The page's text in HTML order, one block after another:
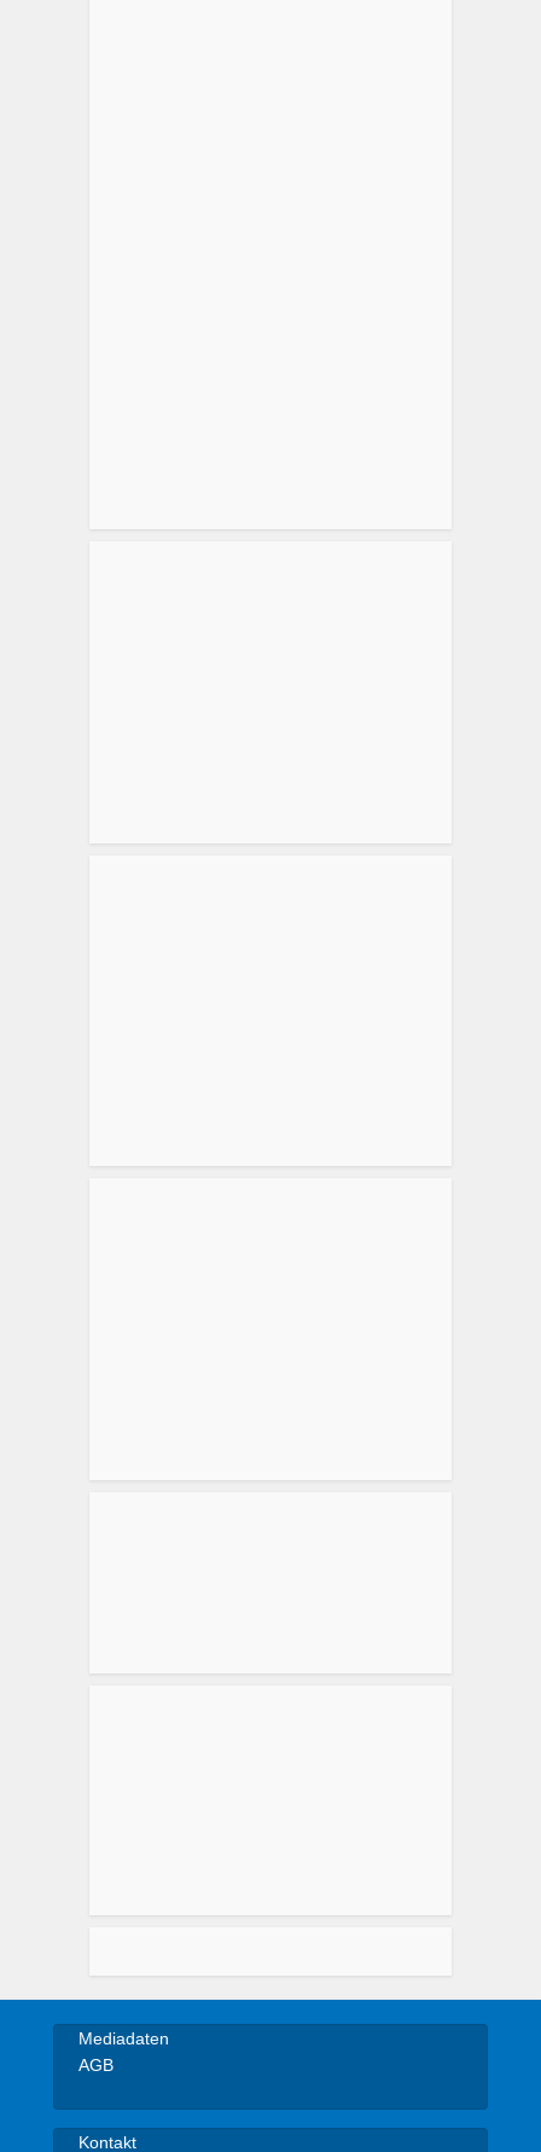
Mediadaten
AGB
Kontakt